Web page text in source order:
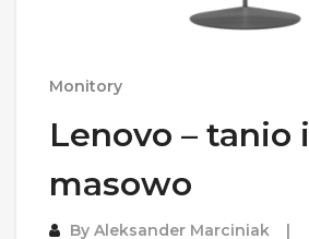
Monitory
Lenovo – tanio i
masowo
By Aleksander Marciniak